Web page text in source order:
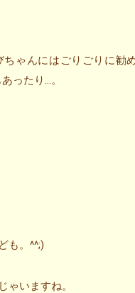
ゃんにはごりごりに勧
ったり…。
も。^^;)
ゃいますね。